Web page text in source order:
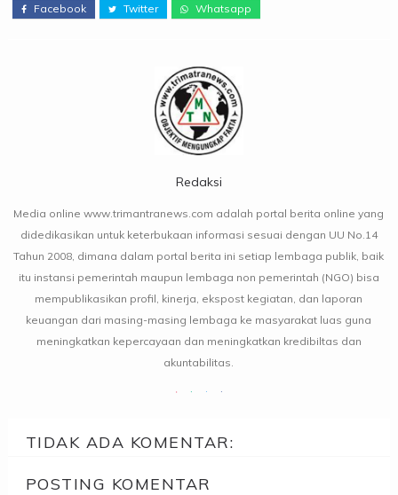
Facebook Twitter Whatsapp
Redaksi
Media online www.trimantranews.com adalah portal berita online yang
didedikasikan untuk keterbukaan informasi sesuai dengan UU No.14
Tahun 2008, dimana dalam portal berita ini setiap lembaga publik, baik
itu instansi pemerintah maupun lembaga non pemerintah (NGO) bisa
mempublikasikan profil, kinerja, ekspost kegiatan, dan laporan
keuangan dari masing-masing lembaga ke masyarakat luas guna
meningkatkan kepercayaan dan meningkatkan kredibiltas dan
akuntabilitas.
TIDAK ADA KOMENTAR:
POSTING KOMENTAR